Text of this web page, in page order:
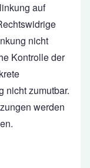
auf
nicht
Kontrolle der
nicht zumutbar.
werden